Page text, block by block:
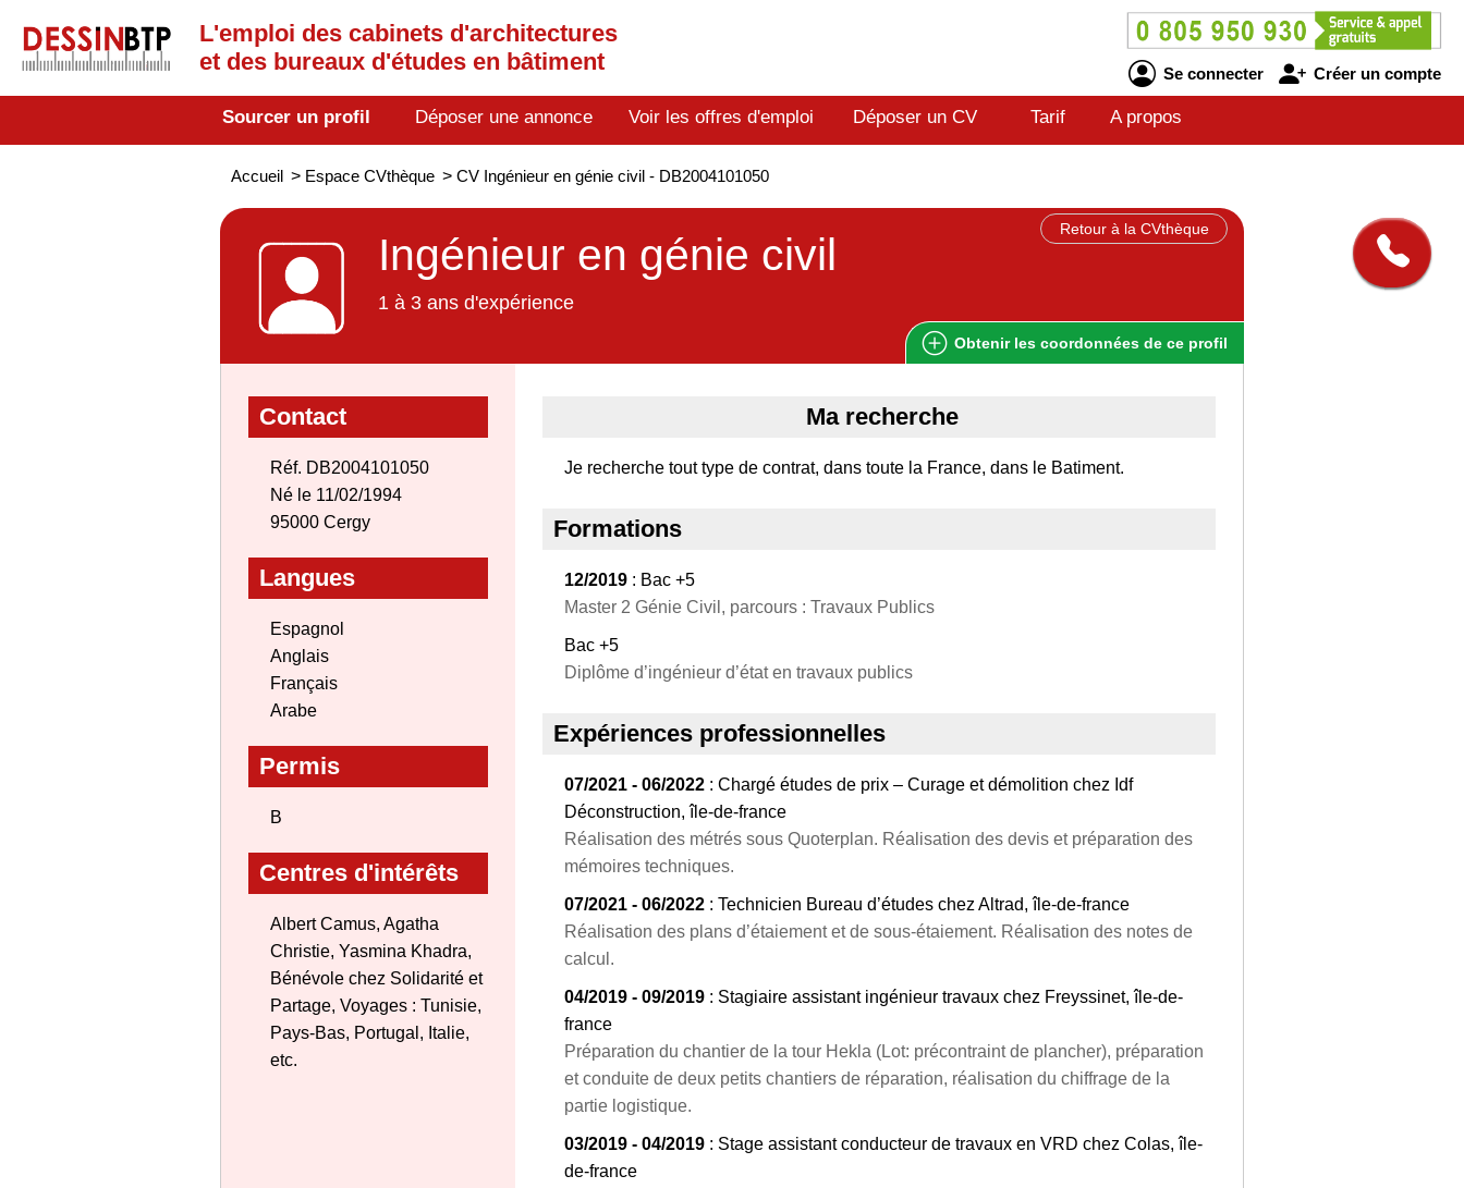
L'emploi des cabinets d'architectures
et des bureaux d'études en bâtiment
Se connecter Créer un compte
Sourcer un profil Déposer une annonce Voir les offres d'emploi Déposer un CV Tarif A propos
Accueil > Espace CVthèque > CV Ingénieur en génie civil - DB2004101050
Retour à la CVthèque
Ingénieur en génie civil
1 à 3 ans d'expérience
Obtenir les coordonnées de ce profil
Contact
Réf. DB2004101050
Né le 11/02/1994
95000 Cergy
Langues
Espagnol
Anglais
Français
Arabe
Permis
B
Centres d'intérêts
Albert Camus, Agatha
Christie, Yasmina Khadra,
Bénévole chez Solidarité et
Partage, Voyages : Tunisie,
Pays-Bas, Portugal, Italie,
etc.
Ma recherche
Je recherche tout type de contrat, dans toute la France, dans le Batiment.
Formations
12/2019 : Bac +5
Master 2 Génie Civil, parcours : Travaux Publics
Bac +5
Diplôme d’ingénieur d’état en travaux publics
Expériences professionnelles
07/2021 - 06/2022 : Chargé études de prix – Curage et démolition chez Idf
Déconstruction, île-de-france
Réalisation des métrés sous Quoterplan. Réalisation des devis et préparation des
mémoires techniques.
07/2021 - 06/2022 : Technicien Bureau d’études chez Altrad, île-de-france
Réalisation des plans d’étaiement et de sous-étaiement. Réalisation des notes de
calcul.
04/2019 - 09/2019 : Stagiaire assistant ingénieur travaux chez Freyssinet, île-de-
france
Préparation du chantier de la tour Hekla (Lot: précontraint de plancher), préparation
et conduite de deux petits chantiers de réparation, réalisation du chiffrage de la
partie logistique.
03/2019 - 04/2019 : Stage assistant conducteur de travaux en VRD chez Colas, île-
de-france